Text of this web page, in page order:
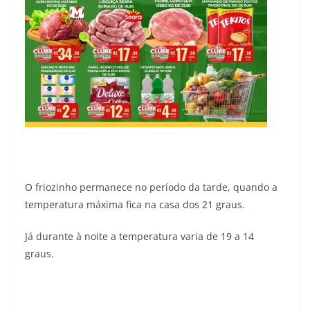
O friozinho permanece no período da tarde, quando a
temperatura máxima fica na casa dos 21 graus.
Já durante à noite a temperatura varia de 19 a 14
graus.